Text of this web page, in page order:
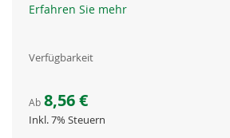
Erfahren Sie mehr
Verfügbarkeit
Ab 8,56 €
Inkl. 7% Steuern